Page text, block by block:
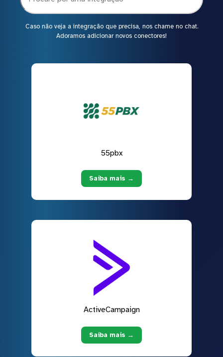
Caso não veja a integração que precisa, nos chame no chat.
Adoramos adicionar novos conectores!
55pbx
Saiba mais →
ActiveCampaign
Saiba mais →